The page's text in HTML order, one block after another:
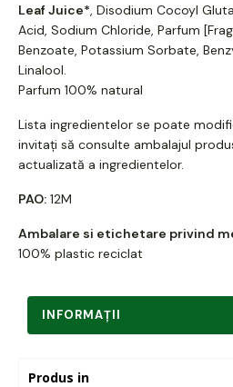
Leaf Juice*, Disodium Cocoyl
Acid, Sodium Chloride, Parfum
Benzoate, Potassium Sorbate,
Linalool.
Parfum 100% natural
Lista ingredientelor se poate
invitați să consulte ambalajul
actualizată a ingredientelor.
PAO: 12M
Ambalare si etichetare privind
100% plastic reciclat
INFORMAŢII
Produs in